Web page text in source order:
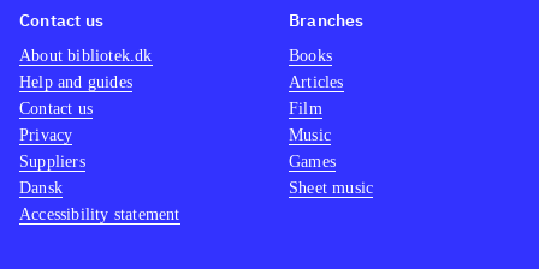
Contact us
About bibliotek.dk
Help and guides
Contact us
Privacy
Suppliers
Dansk
Accessibility statement
Branches
Books
Articles
Film
Music
Games
Sheet music